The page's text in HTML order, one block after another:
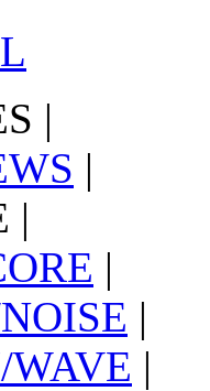
|
|
|
|
|
|